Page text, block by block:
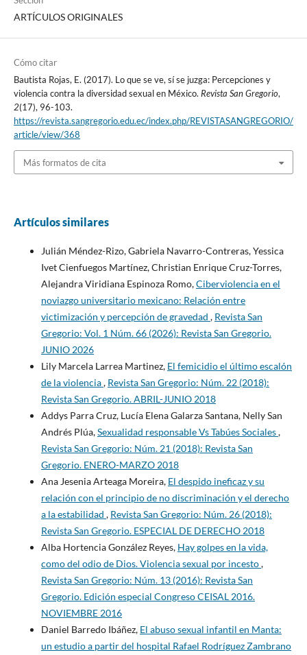
ARTÍCULOS ORIGINALES
Cómo citar
Bautista Rojas, E. (2017). Lo que se ve, sí se juzga: Percepciones y
violencia contra la diversidad sexual en México. Revista San Gregorio,
2(17), 96-103.
https://revista.sangregorio.edu.ec/index.php/REVISTASANGREGORIO/
article/view/368
Más formatos de cita
Artículos similares
Julián Méndez-Rizo, Gabriela Navarro-Contreras, Yessica
Ivet Cienfuegos Martínez, Christian Enrique Cruz-Torres,
Alejandra Viridiana Espinoza Romo,Ciberviolencia en el
noviazgo universitario mexicano: Relación entre
victimización y percepción de gravedad , Revista San
Gregorio: Vol. 1 Núm. 66 (2026): Revista San Gregorio.
JUNIO 2026
Lily Marcela Larrea Martinez, El femicidio el último escalón
de la violencia, Revista San Gregorio: Núm. 22 (2018):
Revista San Gregorio. ABRIL-JUNIO 2018
Addys Parra Cruz, Lucía Elena Galarza Santana, Nelly San
Andrés Plúa,Sexualidad responsable Vs Tabúes Sociales,
Revista San Gregorio: Núm. 21 (2018): Revista San
Gregorio. ENERO-MARZO 2018
Ana Jesenia Arteaga Moreira, El despido ineficaz y su
relación con el principio de no discriminación y el derecho
a la estabilidad , Revista San Gregorio: Núm. 26 (2018):
Revista San Gregorio. ESPECIAL DE DERECHO 2018
Alba Hortencia González Reyes, Hay golpes en la vida,
como del odio de Dios. Violencia sexual por incesto,
Revista San Gregorio: Núm. 13 (2016): Revista San
Gregorio. Edición especial Congreso CEISAL 2016.
NOVIEMBRE 2016
Daniel Barredo Ibáñez, El abuso sexual infantil en Manta:
un estudio a partir del hospital Rafael Rodríguez Zambrano